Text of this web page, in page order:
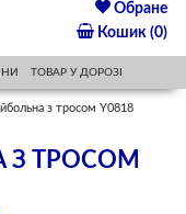
Обране
Кошик (0)
ТОВАР У ДОРОЗІ
з тросом Y0818
З ТРОСОМ